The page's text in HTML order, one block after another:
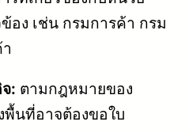
อง เช่น กรมการค้า กรม
: ตามกฎหมายของ
พื้นที่อาจต้องขอใบ